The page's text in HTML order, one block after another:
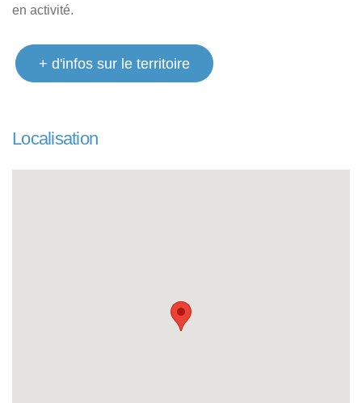
en activité.
+ d'infos sur le territoire
Localisation